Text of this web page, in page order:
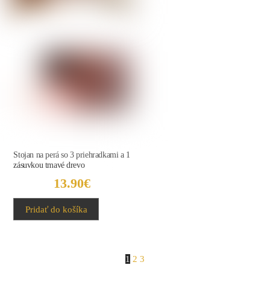
Stojan na perá so 3 priehradkami a 1
zásuvkou tmavé drevo
13.90€
Pridať do košíka
1 2 3